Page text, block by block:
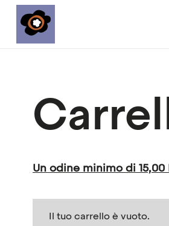
Un odine minimo di
Il tuo carrello è vuoto.